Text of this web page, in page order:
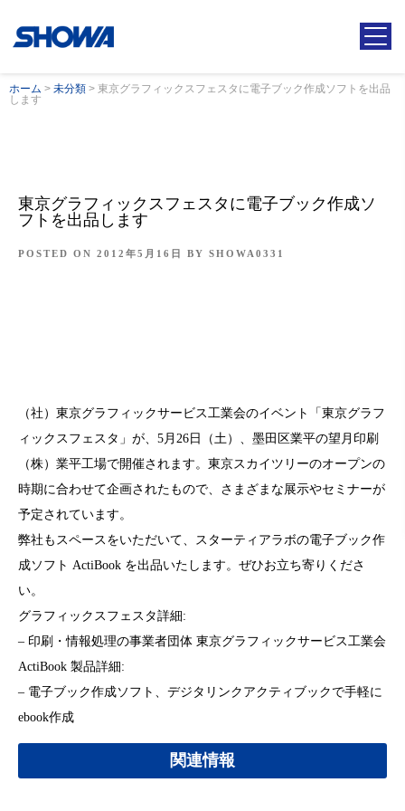
ホーム > 未分類 > 東京グラフィックスフェスタに電子ブック作成ソフトを出品
します
東京グラフィックスフェスタに電子ブック作成ソ
フトを出品します
POSTED ON 2012年5月16日 BY SHOWA0331
（社）東京グラフィックサービス工業会のイベント「東京グラフ
ィックスフェスタ」が、5月26日（土）、墨田区業平の望月印刷
（株）業平工場で開催されます。東京スカイツリーのオープンの
時期に合わせて企画されたもので、さまざまな展示やセミナーが
予定されています。
弊社もスペースをいただいて、スターティアラボの電子ブック作
成ソフト ActiBook を出品いたします。ぜひお立ち寄りくださ
い。
グラフィックスフェスタ詳細:
– 印刷・情報処理の事業者団体 東京グラフィックサービス工業会
ActiBook 製品詳細:
– 電子ブック作成ソフト、デジタリンクアクティブックで手軽に
ebook作成
関連情報